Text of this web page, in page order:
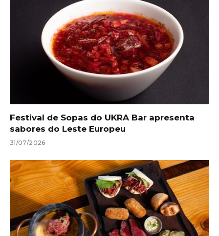
Festival de Sopas do UKRA Bar apresenta
sabores do Leste Europeu
31/07/2026